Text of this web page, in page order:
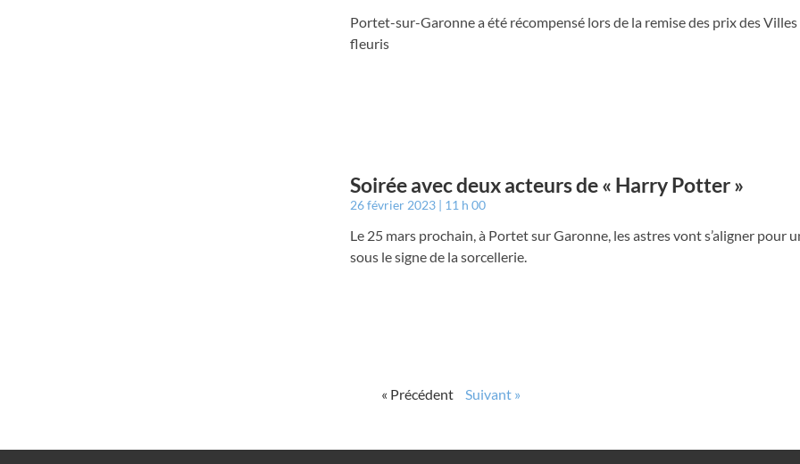
Portet-sur-Garonne a été récompensé lors de la remise des prix des
fleuris
Soirée avec deux acteurs de « Harry Potter »
26 février 2023 11 h 00
Le 25 mars prochain, à Portet sur Garonne, les astres vont s’aligner pour
sous le signe de la sorcellerie.
« Précédent Suivant »